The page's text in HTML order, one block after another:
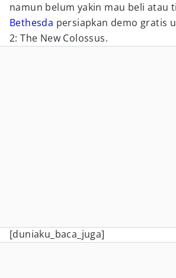
namun belum yakin mau beli atau
Bethesda persiapkan demo gratis
2: The New Colossus.
[duniaku_baca_juga]